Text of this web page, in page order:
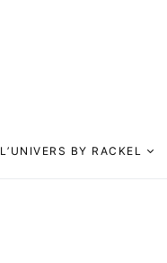
L’UNIVERS BY RACKEL